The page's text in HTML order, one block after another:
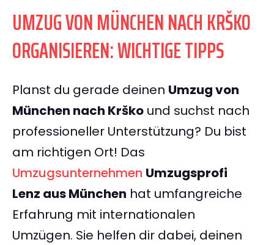
UMZUG VON MÜNCHEN NACH KRŠKO
ORGANISIEREN: WICHTIGE TIPPS
Planst du gerade deinen Umzug von
München nach Krško und suchst nach
professioneller Unterstützung? Du bist
am richtigen Ort! Das
Umzugsunternehmen Umzugsprofi
Lenz aus München hat umfangreiche
Erfahrung mit internationalen
Umzügen. Sie helfen dir dabei, deinen